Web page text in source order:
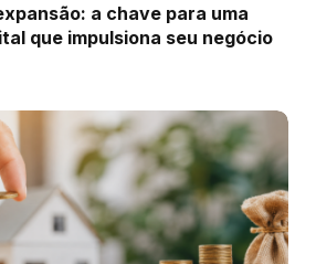
a chave para uma
que impulsiona seu negócio